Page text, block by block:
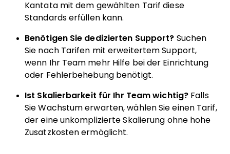
Kantata mit dem gewählten Tarif diese
Standards erfüllen kann.
Benötigen Sie dedizierten Support? Suchen
Sie nach Tarifen mit erweitertem Support,
wenn Ihr Team mehr Hilfe bei der Einrichtung
oder Fehlerbehebung benötigt.
Ist Skalierbarkeit für Ihr Team wichtig? Falls
Sie Wachstum erwarten, wählen Sie einen Tarif,
der eine unkomplizierte Skalierung ohne hohe
Zusatzkosten ermöglicht.